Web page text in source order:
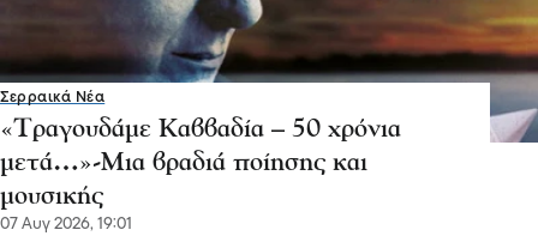
Σερραικά Νέα
«Τραγουδάμε Καββαδία – 50 χρόνια
μετά…»-Μια βραδιά ποίησης και
μουσικής
07 Αυγ 2026, 19:01